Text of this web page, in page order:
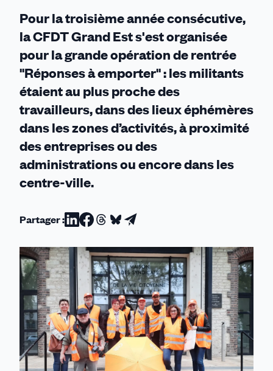
Est
Pour la troisième année consécutive,
la CFDT Grand Est s'est organisée
pour la grande opération de rentrée
"Réponses à emporter" : les militants
étaient au plus proche des
travailleurs, dans des lieux éphémères
dans les zones d’activités, à proximité
des entreprises ou des
administrations ou encore dans les
centre-ville.
Partager :Partager
sur
Linkedin
Partager
sur
Facebook
Partager
sur
Threads
Partager
sur
Bluesky
Partager
par
email